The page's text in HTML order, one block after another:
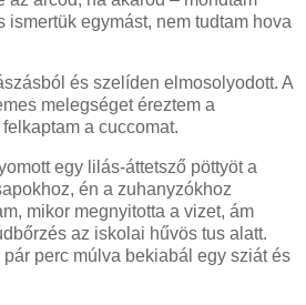
ismertük egymást, nem tudtam hova
és szelíden elmosolyodott. A
melegséget éreztem a
a cuccomat.
egy lilás-áttetsző pöttyöt a
én a zuhanyzókhoz
mikor megnyitotta a vizet, ám
az iskolai hűvös tus alatt.
perc múlva bekiabál egy sziát és